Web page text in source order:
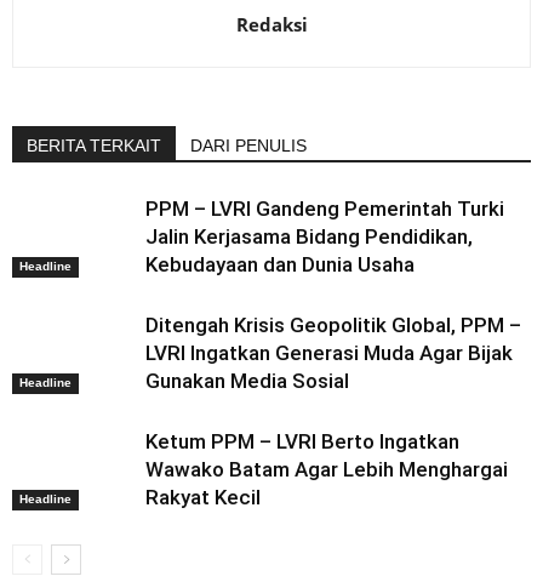
Redaksi
BERITA TERKAIT DARI PENULIS
Headline
PPM – LVRI Gandeng Pemerintah Turki
Jalin Kerjasama Bidang Pendidikan,
Kebudayaan dan Dunia Usaha
Headline
Ditengah Krisis Geopolitik Global, PPM –
LVRI Ingatkan Generasi Muda Agar Bijak
Gunakan Media Sosial
Headline
Ketum PPM – LVRI Berto Ingatkan
Wawako Batam Agar Lebih Menghargai
Rakyat Kecil